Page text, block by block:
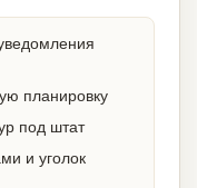
планировку
под штат
и уголок